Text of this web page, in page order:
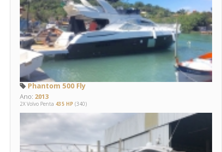
Phantom 500 Fly
Ano: 2013
2X Volvo Penta 435 HP (340)